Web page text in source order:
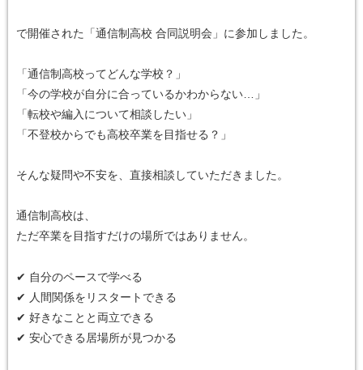
で開催された「通信制高校 合同説明会」に参加しました。
「通信制高校ってどんな学校？」
「今の学校が自分に合っているかわからない…」
「転校や編入について相談したい」
「不登校からでも高校卒業を目指せる？」
そんな疑問や不安を、直接相談していただきました。
通信制高校は、
ただ卒業を目指すだけの場所ではありません。
✔ 自分のペースで学べる
✔ 人間関係をリスタートできる
✔ 好きなことと両立できる
✔ 安心できる居場所が見つかる